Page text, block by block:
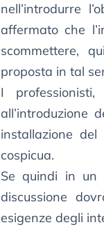
nell’introdurre
affermato che
scommettere,
proposta in tal
I
all’introduzione
installazione
cospicua.
Se quindi in un
discussione
esigenze degli